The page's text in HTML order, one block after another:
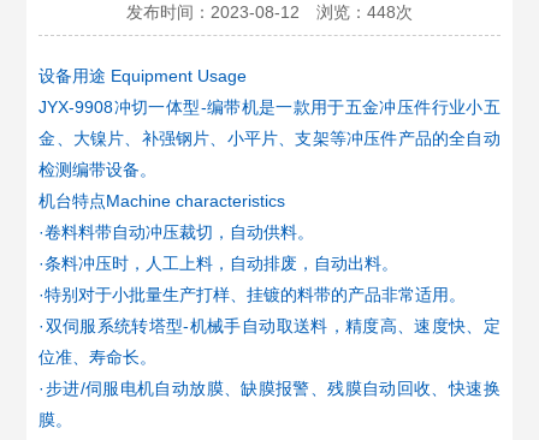
发布时间：2023-08-12 浏览： 448次
设备用途 Equipment Usage
JYX-9908冲切一体型-编带机是一款用于五金冲压件行业小五
金、大镍片、补强钢片、小平片、支架等冲压件产品的全自动
检测编带设备。
机台特点Machine characteristics
·卷料料带自动冲压裁切，自动供料。
·条料冲压时，人工上料，自动排废，自动出料。
·特别对于小批量生产打样、挂镀的料带的产品非常适用。
·双伺服系统转塔型-机械手自动取送料，精度高、速度快、定
位准、寿命长。
·步进/伺服电机自动放膜、缺膜报警、残膜自动回收、快速换
膜。